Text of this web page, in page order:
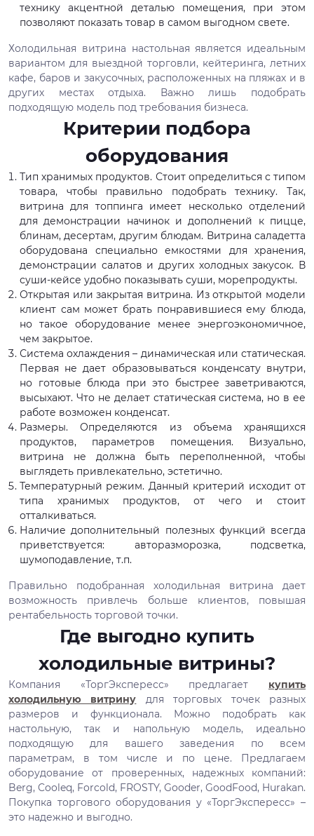
технику акцентной деталью помещения, при этом
позволяют показать товар в самом выгодном свете.
Холодильная витрина настольная является идеальным
вариантом для выездной торговли, кейтеринга, летних
кафе, баров и закусочных, расположенных на пляжах и в
других местах отдыха. Важно лишь подобрать
подходящую модель под требования бизнеса.
Критерии подбора
оборудования
Тип хранимых продуктов. Стоит определиться с типом
товара, чтобы правильно подобрать технику. Так,
витрина для топпинга имеет несколько отделений
для демонстрации начинок и дополнений к пицце,
блинам, десертам, другим блюдам. Витрина саладетта
оборудована специально емкостями для хранения,
демонстрации салатов и других холодных закусок. В
суши-кейсе удобно показывать суши, морепродукты.
Открытая или закрытая витрина. Из открытой модели
клиент сам может брать понравившиеся ему блюда,
но такое оборудование менее энергоэкономичное,
чем закрытое.
Система охлаждения – динамическая или статическая.
Первая не дает образовываться конденсату внутри,
но готовые блюда при это быстрее заветриваются,
высыхают. Что не делает статическая система, но в ее
работе возможен конденсат.
Размеры. Определяются из объема хранящихся
продуктов, параметров помещения. Визуально,
витрина не должна быть переполненной, чтобы
выглядеть привлекательно, эстетично.
Температурный режим. Данный критерий исходит от
типа хранимых продуктов, от чего и стоит
отталкиваться.
Наличие дополнительный полезных функций всегда
приветствуется: авторазморозка, подсветка,
шумоподавление, т.п.
Правильно подобранная холодильная витрина дает
возможность привлечь больше клиентов, повышая
рентабельность торговой точки.
Где выгодно купить
холодильные витрины?
Компания «ТоргЭкспересс» предлагает купить
холодильную витрину для торговых точек разных
размеров и функционала. Можно подобрать как
настольную, так и напольную модель, идеально
подходящую для вашего заведения по всем
параметрам, в том числе и по цене. Предлагаем
оборудование от проверенных, надежных компаний:
Berg, Cooleq, Forcold, FROSTY, Gooder, GoodFood, Hurakan.
Покупка торгового оборудования у «ТоргЭкспересс» –
это надежно и выгодно.